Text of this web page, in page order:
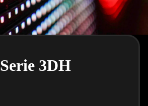
Serie 3DH